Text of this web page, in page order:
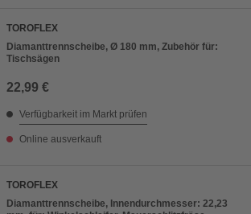
TOROFLEX
Diamanttrennscheibe, Ø 180 mm, Zubehör für:
Tischsägen
22,99 €
Verfügbarkeit im Markt prüfen
Online ausverkauft
TOROFLEX
Diamanttrennscheibe, Innendurchmesser: 22,23